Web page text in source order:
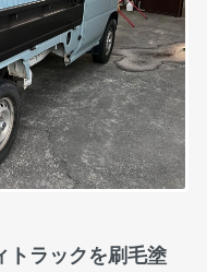
トラックを刷毛塗